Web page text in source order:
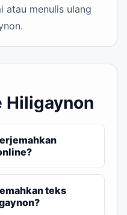
atau menulis ulang
Hiligaynon
teks